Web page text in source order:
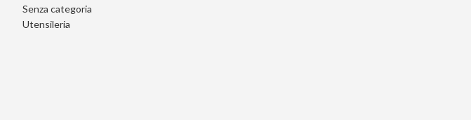
Senza categoria
Utensileria